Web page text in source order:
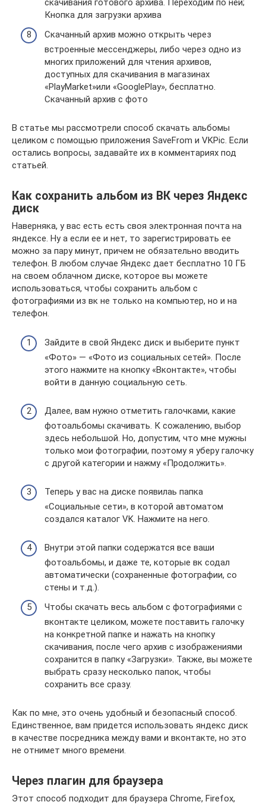
скачивания готового архива. Переходим по ней;
Кнопка для загрузки архива
Скачанный архив можно открыть через
встроенные мессенджеры, либо через одно из
многих приложений для чтения архивов,
доступных для скачивания в магазинах
«PlayMarket»или «GooglePlay», бесплатно.
Скачанный архив с фото
В статье мы рассмотрели способ скачать альбомы
целиком с помощью приложения SaveFrom и VKPic. Если
остались вопросы, задавайте их в комментариях под
статьей.
Как сохранить альбом из ВК через Яндекс
диск
Наверняка, у вас есть есть своя электронная почта на
яндексе. Ну а если ее и нет, то зарегистрировать ее
можно за пару минут, причем не обязательно вводить
телефон. В любом случае Яндекс дает бесплатно 10 ГБ
на своем облачном диске, которое вы можете
использоваться, чтобы сохранить альбом с
фотографиями из вк не только на компьютер, но и на
телефон.
Зайдите в свой Яндекс диск и выберите пункт
«Фото» — «Фото из социальных сетей». После
этого нажмите на кнопку «Вконтакте», чтобы
войти в данную социальную сеть.
Далее, вам нужно отметить галочками, какие
фотоальбомы скачивать. К сожалению, выбор
здесь небольшой. Но, допустим, что мне мужны
только мои фотографии, поэтому я уберу галочку
с другой категории и нажму «Продолжить».
Теперь у вас на диске появилаь папка
«Социальные сети», в которой автоматом
создался каталог VK. Нажмите на него.
Внутри этой папки содержатся все ваши
фотоальбомы, и даже те, которые вк содал
автоматически (сохраненные фотографии, со
стены и т.д.).
Чтобы скачать весь альбом с фотографиями с
вконтакте целиком, можете поставить галочку
на конкретной папке и нажать на кнопку
скачивания, после чего архив с изображениями
сохранится в папку «Загрузки». Также, вы можете
выбрать сразу несколько папок, чтобы
сохранить все сразу.
Как по мне, это очень удобный и безопасный способ.
Единственное, вам придется использовать яндекс диск
в качестве посредника между вами и вконтакте, но это
не отнимет много времени.
Через плагин для браузера
Этот способ подходит для браузера Chrome, Firefox,